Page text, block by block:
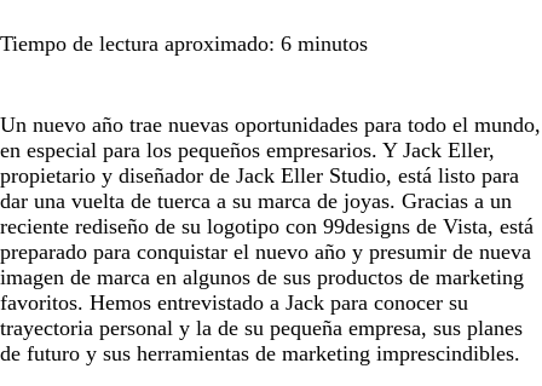
Tiempo de lectura aproximado: 6 minutos
Un nuevo año trae nuevas oportunidades para todo el mundo,
en especial para los pequeños empresarios. Y Jack Eller,
propietario y diseñador de Jack Eller Studio, está listo para
dar una vuelta de tuerca a su marca de joyas. Gracias a un
reciente rediseño de su logotipo con 99designs de Vista, está
preparado para conquistar el nuevo año y presumir de nueva
imagen de marca en algunos de sus productos de marketing
favoritos. Hemos entrevistado a Jack para conocer su
trayectoria personal y la de su pequeña empresa, sus planes
de futuro y sus herramientas de marketing imprescindibles.